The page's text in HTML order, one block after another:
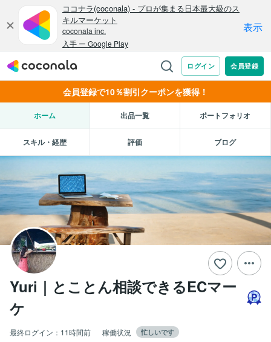
会員登録で10％割引クーポンを獲得！
ホーム 出品一覧 ポートフォリオ
スキル・経歴 評価 ブログ
Yuri｜とことん相談できるECマー
ケ
最終ログイン： 11時間前 稼働状況 忙しいです